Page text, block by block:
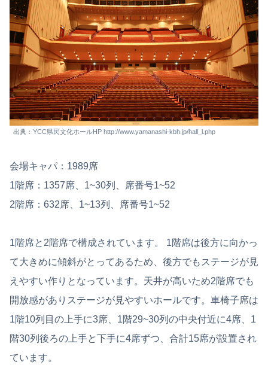
出典：YCC県民文化ホールHP http://www.yamanashi-kbh.jp/hall_l.php
会場キャパ：1989席
1階席：1357席、1~30列、席番号1~52
2階席：632席、1~13列、席番号1~52
1階席と2階席で構成されています。 1階席は後方に向かっ
て大きめに傾斜がとってあるため、後方でもステージが見
えやすい作りとなっています。天井が高いため2階席でも
開放感がありステージが見やすいホールです。車椅子席は
1階10列目の上手に3席、1階29~30列の中央付近に4席、1
階30列後ろの上手と下手に4席ずつ、合計15席が設置され
ています。